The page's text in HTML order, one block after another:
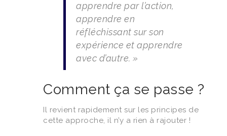
apprendre par l’action,
apprendre en
réfléchissant sur son
expérience et apprendre
avec d’autre. »
Comment ça se passe ?
Il revient rapidement sur les principes de
cette approche, il n’y a rien à rajouter !